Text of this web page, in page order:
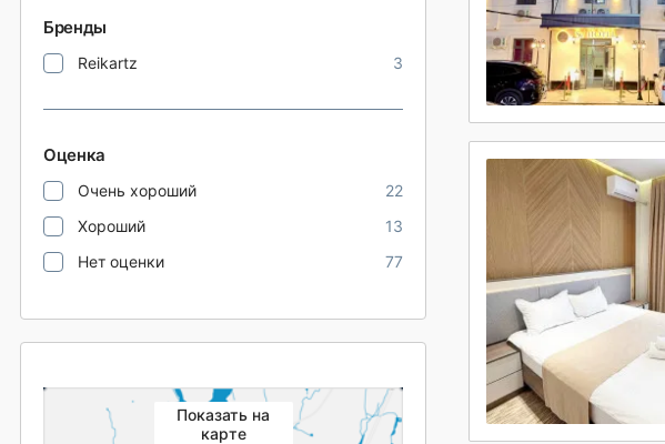
Бренды
Reikartz 3
Оценка
Очень хороший
22
Хороший
13
Нет оценки
77
Показать на
карте